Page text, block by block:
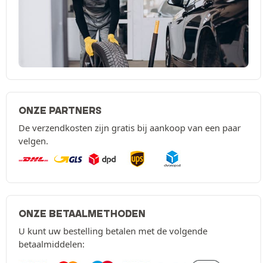
ONZE PARTNERS
De verzendkosten zijn gratis bij aankoop van een paar
velgen.
ONZE BETAALMETHODEN
U kunt uw bestelling betalen met de volgende
betaalmiddelen: